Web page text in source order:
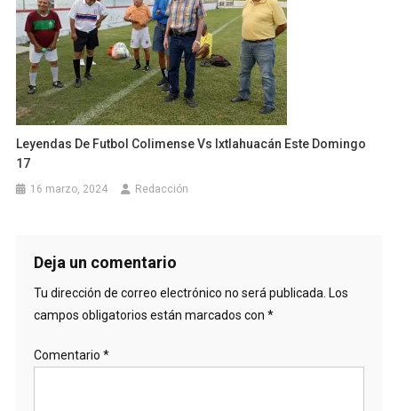
Leyendas De Futbol Colimense Vs Ixtlahuacán Este Domingo
17
16 marzo, 2024 Redacción
Deja un comentario
Tu dirección de correo electrónico no será publicada. Los
campos obligatorios están marcados con *
Comentario *